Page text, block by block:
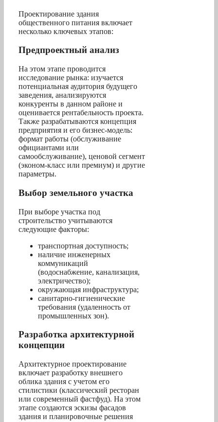
Проектирование здания
общественного питания включает
несколько ключевых этапов:
Предпроектный анализ
На этом этапе проводится
исследование рынка: изучается
потенциальная аудитория будущего
заведения, анализируются
конкуренты в данном районе и
оценивается рентабельность проекта.
Также разрабатываются концепция
предприятия и его бизнес-модель:
формат работы (обслуживание
официантами или
самообслуживание), ценовой сегмент
(эконом-класс или премиум) и другие
параметры.
Выбор земельного участка
При выборе участка под
строительство учитываются
следующие факторы:
транспортная доступность;
наличие инженерных
коммуникаций
(водоснабжение, канализация,
электричество);
окружающая инфраструктура;
санитарно-гигиенические
требования (удаленность от
промышленных зон).
Разработка архитектурной
концепции
Архитектурное проектирование
включает разработку внешнего
облика здания с учетом его
стилистики (классический ресторан
или современный фастфуд). На этом
этапе создаются эскизы фасадов
здания и планировочные решения